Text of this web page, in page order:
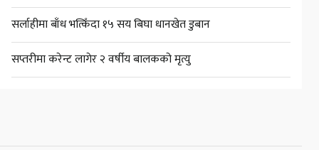
सर्लाहीमा बाँध भत्किँदा १५ सय बिघा धानखेत डुबान
सप्तरीमा करेन्ट लागेर २ वर्षीय बालकको मृत्यु